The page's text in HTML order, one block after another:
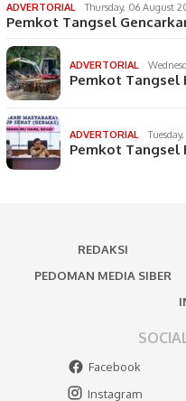
ADVERTORIAL Thursday, 06 August
Pemkot Tangsel
ADVERTORIAL
Pemkot Tangsel
ADVERTORIAL
Pemkot Tangsel
REDAKSI
PEDOMAN MEDIA SIBER
Facebook
Instagram